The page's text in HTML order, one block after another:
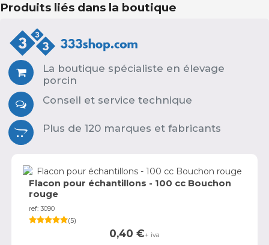
Produits liés dans la boutique
La boutique spécialiste en élevage
porcin
Conseil et service technique
Plus de 120 marques et fabricants
Flacon pour échantillons - 100 cc Bouchon
rouge
ref: 3090
(5)
0,40 €+ iva